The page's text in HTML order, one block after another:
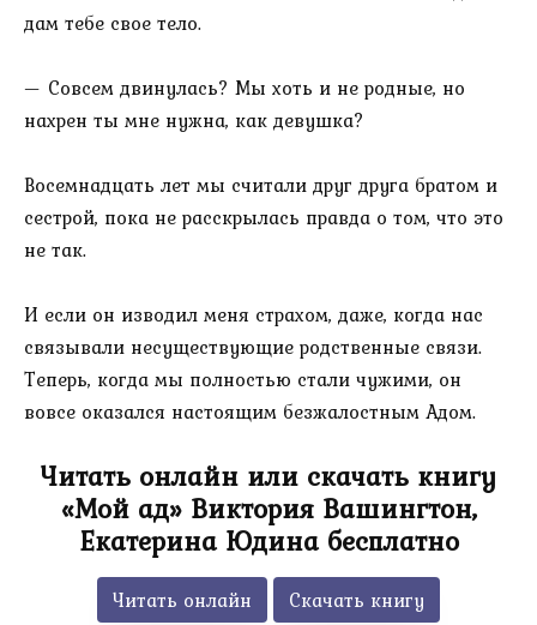
дам тебе свое тело.
— Совсем двинулась? Мы хоть и не родные, но
нахрен ты мне нужна, как девушка?
Восемнадцать лет мы считали друг друга братом и
сестрой, пока не расскрылась правда о том, что это
не так.
И если он изводил меня страхом, даже, когда нас
связывали несуществующие родственные связи.
Теперь, когда мы полностью стали чужими, он
вовсе оказался настоящим безжалостным Адом.
Читать онлайн или скачать книгу
«Мой ад» Виктория Вашингтон,
Екатерина Юдина бесплатно
Читать онлайн Скачать книгу